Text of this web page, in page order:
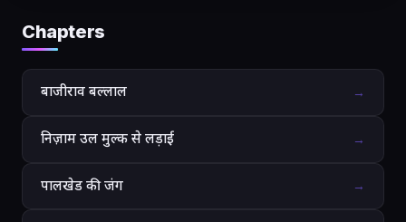
Chapters
बाजीराव बल्लाल →
निज़ाम उल मुल्क से लड़ाई →
पालखेड की जंग →